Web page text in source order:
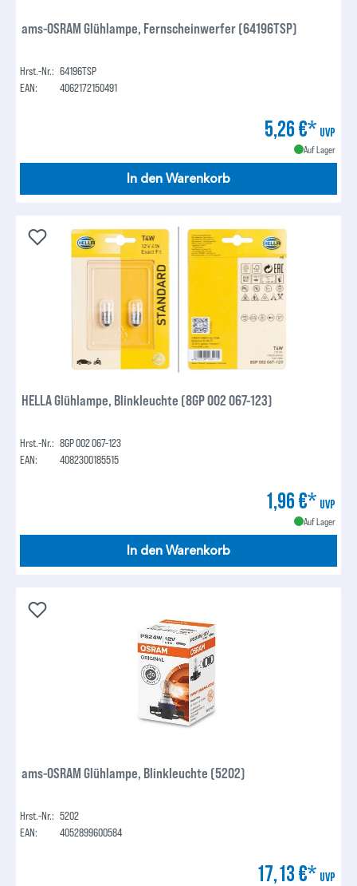
ams-OSRAM Glühlampe, Fernscheinwerfer (64196TSP)
Hrst.-Nr.: 64196TSP
EAN:
4062172150491
5,26 €* UVP
Auf Lager
In den Warenkorb
HELLA Glühlampe, Blinkleuchte (8GP 002 067-123)
Hrst.-Nr.: 8GP 002 067-123
EAN:
4082300185515
1,96 €* UVP
Auf Lager
In den Warenkorb
ams-OSRAM Glühlampe, Blinkleuchte (5202)
Hrst.-Nr.: 5202
EAN:
4052899600584
17,13 €* UVP